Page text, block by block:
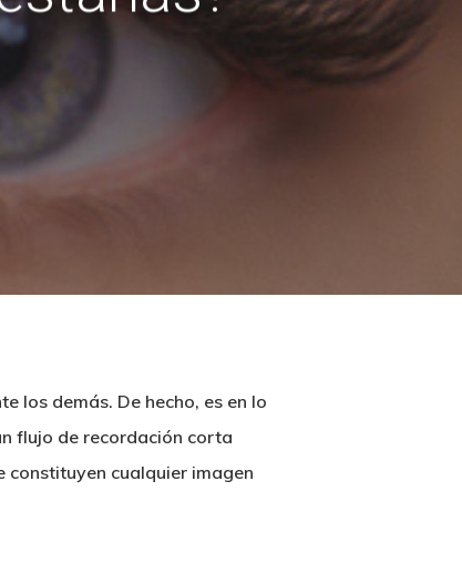
los demás. De hecho, es en lo
flujo de recordación corta
constituyen cualquier imagen